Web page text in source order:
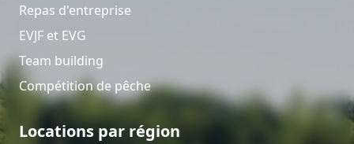
Repas d'entreprise
EVJF et EVG
Team building
Compétition de pêche
Locations par région